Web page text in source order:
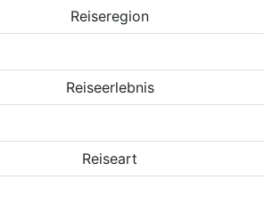
Reiseregion
Reiseerlebnis
Reiseart